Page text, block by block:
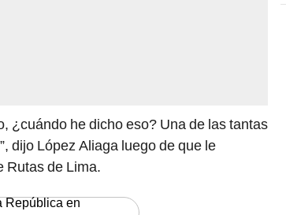
¿cuándo he dicho eso? Una de las tantas
dijo López Aliaga luego de que le
Rutas de Lima.
República en